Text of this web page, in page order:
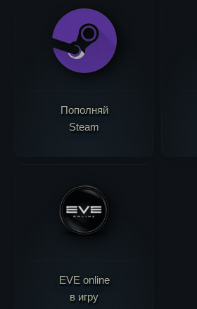
Пополняй
Steam
EVE online
в игру